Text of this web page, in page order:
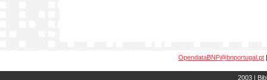
OpendataBNP@bnportugal.pt
2003 |